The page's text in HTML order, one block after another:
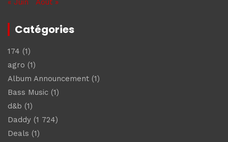
« Juin
Août »
Catégories
174 (1)
agro (1)
Album Announcement (1)
Bass Music (1)
d&b (1)
Daddy (1 724)
Deals (1)